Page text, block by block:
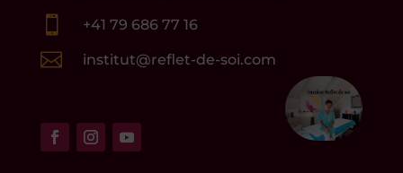
 +41 79 686 77 16
 institut@reflet-de-soi.com